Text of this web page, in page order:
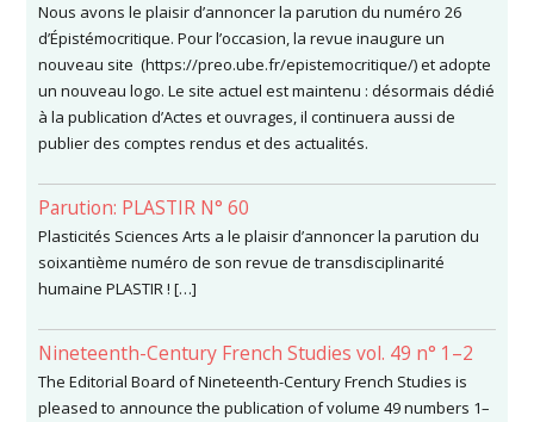
Nous avons le plaisir d’annoncer la parution du numéro 26
d’Épistémocritique. Pour l’occasion, la revue inaugure un
nouveau site (https://preo.ube.fr/epistemocritique/) et adopte
un nouveau logo. Le site actuel est maintenu : désormais dédié
à la publication d’Actes et ouvrages, il continuera aussi de
publier des comptes rendus et des actualités.
Parution: PLASTIR N° 60
Plasticités Sciences Arts a le plaisir d’annoncer la parution du
soixantième numéro de son revue de transdisciplinarité
humaine PLASTIR ! […]
Nineteenth-Century French Studies vol. 49 n° 1–2
The Editorial Board of Nineteenth-Century French Studies is
pleased to announce the publication of volume 49 numbers 1–